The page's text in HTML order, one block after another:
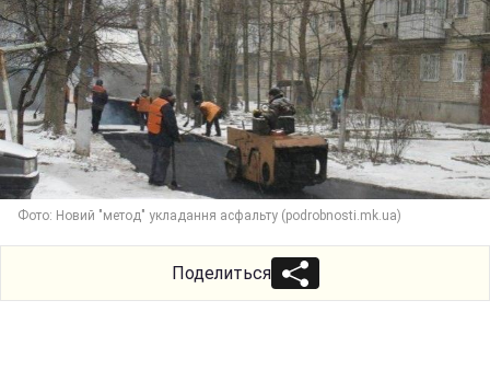
Фото: Новий "метод" укладання асфальту (рodrobnosti.mk.ua)
Поделиться